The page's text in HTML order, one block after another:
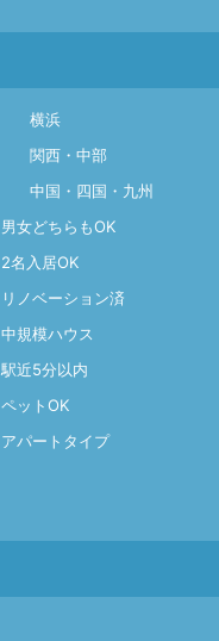
横浜
関西・中部
中国・四国・九州
男女どちらもOK
2名入居OK
リノベーション済
中規模ハウス
駅近5分以内
ペットOK
アパートタイプ